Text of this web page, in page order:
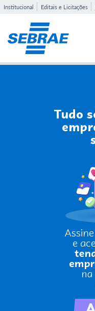
Institucional Editais e Licitações